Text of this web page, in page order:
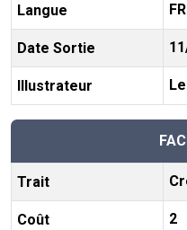
Langue FR
Date Sortie
Illustrateur
Trait
Coût 2